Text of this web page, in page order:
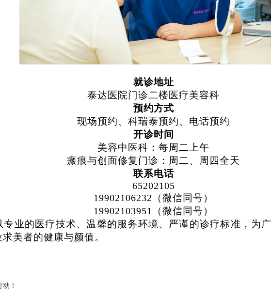
就诊地址
泰达医院门诊二楼医疗美容科
预约方式
现场预约、科瑞泰预约、电话预约
开诊时间
美容中医科：每周二上午
瘢痕与创面修复门诊：周二、周四全天
联系电话
65202105
19902106232（微信同号）
19902103951（微信同号）
业的医疗技术、温馨的服务环境、严谨的诊疗标准，为
美者的健康与颜值。
！